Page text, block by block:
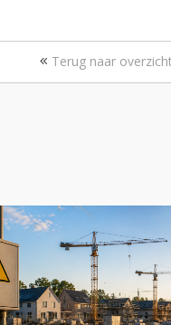
Terug naar overzicht